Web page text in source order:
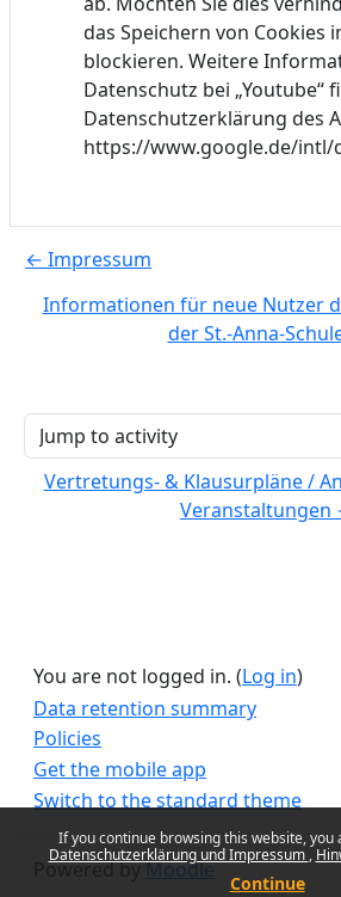
If you continue browsing this website, you
Datenschutzerklärung und Impressum
Continue
das Speichern von Cookies
blockieren. Weitere
Datenschutz bei „Youtube“
Datenschutzerklärung des
https://www.google.de/intl/
← Impressum
Informationen für neue Nutzer
der St.-Anna-
Jump to activity
Vertretungs- & Klausurpläne /
Veranstaltungen
You are not logged in. (Log in)
Data retention summary
Policies
Get the mobile app
Switch to the standard theme
Powered byMoodle